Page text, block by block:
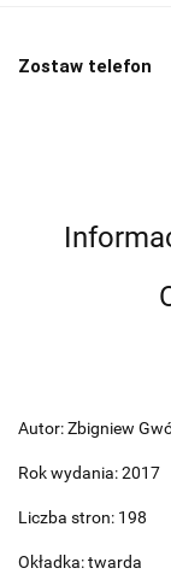
Zostaw telefon
Autor: Zbigniew
Rok wydania: 2017
Liczba stron: 198
Okładka: twarda